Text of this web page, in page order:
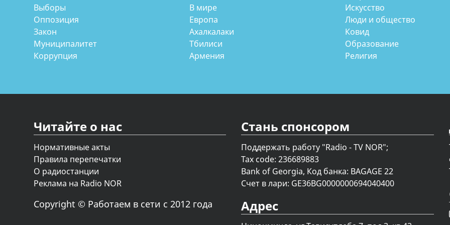
Выборы
Оппозиция
Закон
Муниципалитет
Коррупция
В мире
Европа
Ахалкалаки
Тбилиси
Армения
Искусство
Люди и общество
Ковид
Образование
Религия
Читайте о нас
Нормативные акты
Правила перепечатки
О радиостанции
Реклама на Radio NOR
Copyright © Работаем в сети с 2012 года
Стань спонсором
Поддержать работу "Radio - TV NOR";
Tax code: 236689883
Bank of Georgia, Код банка: BAGAGE 22
Счет в лари: GE36BG0000000694040400
Адрес